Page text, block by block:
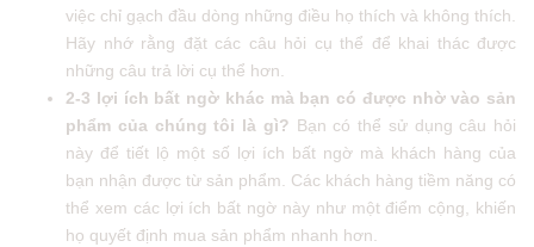
việc chỉ gạch đầu dòng những điều họ thích và không thích.
Hãy nhớ rằng đặt các câu hỏi cụ thể để khai thác được
những câu trả lời cụ thể hơn.
2-3 lợi ích bất ngờ khác mà bạn có được nhờ vào sản
phẩm của chúng tôi là gì? Bạn có thể sử dụng câu hỏi
này để tiết lộ một số lợi ích bất ngờ mà khách hàng của
bạn nhận được từ sản phẩm. Các khách hàng tiềm năng có
thể xem các lợi ích bất ngờ này như một điểm cộng, khiến
họ quyết định mua sản phẩm nhanh hơn.